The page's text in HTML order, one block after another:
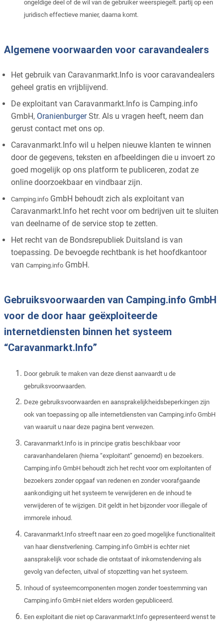
ongeldige deel of de wil van de gebruiker weerspiegelt. partij op een
juridisch effectieve manier, daarna komt.
Algemene voorwaarden voor caravandealers
Het gebruik van Caravanmarkt.Info is voor caravandealers
geheel gratis en vrijblijvend.
De exploitant van Caravanmarkt.Info is Camping.info
GmbH, OranienburgerStr. Als u vragen heeft, neem dan
gerust contact met ons op.
Caravanmarkt.Info wil u helpen nieuwe klanten te winnen
door de gegevens, teksten en afbeeldingen die u invoert zo
goed mogelijk op ons platform te publiceren, zodat ze
online doorzoekbaar en vindbaar zijn.
Camping.info GmbH behoudt zich als exploitant van
Caravanmarkt.Info het recht voor om bedrijven uit te sluiten
van deelname of de service stop te zetten.
Het recht van de Bondsrepubliek Duitsland is van
toepassing. De bevoegde rechtbank is het hoofdkantoor
vanCamping.info GmbH.
Gebruiksvoorwaarden van Camping.info GmbH
voor de door haar geëxploiteerde
internetdiensten binnen het systeem
“Caravanmarkt.Info”
Door gebruik te maken van deze dienst aanvaardt u de
gebruiksvoorwaarden.
Deze gebruiksvoorwaarden en aansprakelijkheidsbeperkingen zijn
ook van toepassing op alle internetdiensten van Camping.info GmbH
van waaruit u naar deze pagina bent verwezen.
Caravanmarkt.Info is in principe gratis beschikbaar voor
caravanhandelaren (hierna “exploitant” genoemd) en bezoekers.
Camping.info GmbH behoudt zich het recht voor om exploitanten of
bezoekers zonder opgaaf van redenen en zonder voorafgaande
aankondiging uit het systeem te verwijderen en de inhoud te
verwijderen of te wijzigen. Dit geldt in het bijzonder voor illegale of
immorele inhoud.
Caravanmarkt.Info streeft naar een zo goed mogelijke functionaliteit
van haar dienstverlening. Camping.info GmbH is echter niet
aansprakelijk voor schade die ontstaat of inkomstenderving als
gevolg van defecten, uitval of stopzetting van het systeem.
Inhoud of systeemcomponenten mogen zonder toestemming van
Camping.info GmbH niet elders worden gepubliceerd.
Een exploitant die niet op Caravanmarkt.Info gepresenteerd wenst te